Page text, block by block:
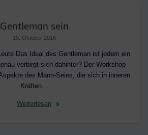
Gentleman sein
15. Oktober 2016
Das Ideal des Gentleman ist jedem ein
verbirgt sich dahinter? Der Workshop
des Mann-Seins, die sich in inneren
Kräften…
Weiterlesen